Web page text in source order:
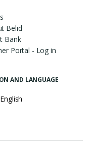
Belid
Bank
Portal - Log in
AND LANGUAGE